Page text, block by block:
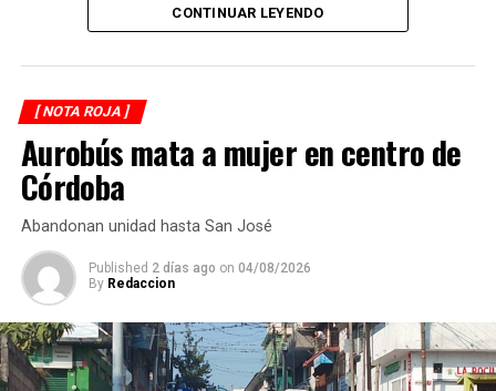
El accidente ocurrió cuando, presuntamente, un
automóvil que circulaba detrás de la motocicleta los
impactó por alcance, provocando que ambos cayeran
sobre la carpeta asfáltica.
Testigos solicitaron el apoyo de los cuerpos de
emergencia, quienes brindaron atención prehospitalaria
a los lesionados y los trasladaron a un hospital para su
valoración médica.
De acuerdo con versiones recabadas en el lugar, el
conductor del automóvil permaneció en el sitio tras el
percance, en tanto las autoridades realizaron las
diligencias correspondientes para determinar las causas
del accidente y el deslinde de responsabilidades.
CONTINUAR LEYENDO
[ NOTA ROJA ]
Aurobús mata a mujer en centro de
Córdoba
Abandonan unidad hasta San José
Published 2 días ago on 04/08/2026
By Redaccion